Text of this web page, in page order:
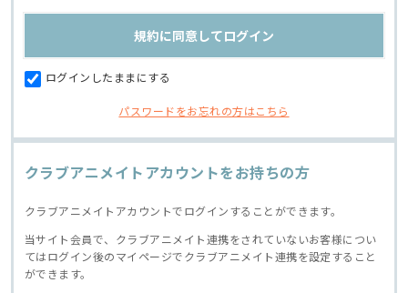
ログインしたままにする
パスワードをお忘れの方はこちら
クラブアニメイトアカウントをお持ちの方
クラブアニメイトアカウントでログインすることができます。
当サイト会員で、クラブアニメイト連携をされていないお客様につい
てはログイン後のマイページでクラブアニメイト連携を設定すること
ができます。